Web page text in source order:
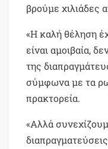
βρούμε χιλιάδες
«Η καλή θέληση
είναι αμοιβαία,
της
σύμφωνα με τα
πρακτορεία.
«Αλλά